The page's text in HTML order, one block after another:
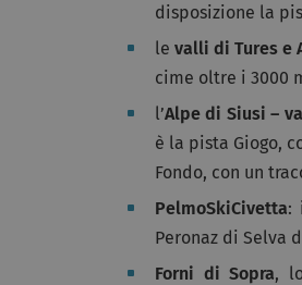
disposizione la
levalli di Tures e
cime oltre i 3000
l’Alpe di Siusi –
è la pista Giogo,
Fondo, con un
PelmoSkiCivetta:
Peronaz di Selva
Forni di Sopra,